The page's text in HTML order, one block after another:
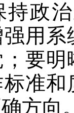
持政
用
要
准
方向